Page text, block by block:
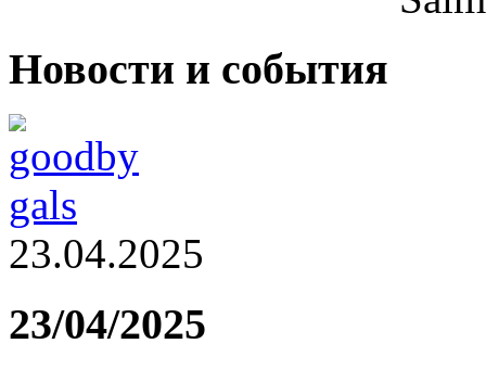
Новости и события
23.04.2025
23/04/2025